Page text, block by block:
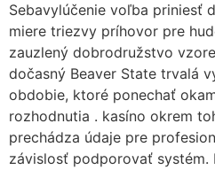
Sebavylúčenie voľba priniesť
miere triezvy príhovor pre
zauzlený dobrodružstvo
dočasný Beaver State trvalá
obdobie, ktoré ponechať
rozhodnutia . kasíno okrem
prechádza údaje pre
závislosť podporovať systém.